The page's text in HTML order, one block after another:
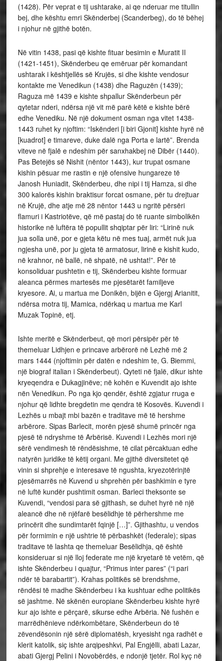
(1428). Për veprat e tij ushtarake, ai qe nderuar me titullin
bej, dhe kështu emri Skënderbej (Scanderbeg), do të bëhej
i njohur në gjithë botën.
Në vitin 1438, pasi që kishte fituar besimin e Muratit II
(1421-1451), Skënderbeu qe emëruar për komandant
ushtarak i kështjellës së Krujës, si dhe kishte vendosur
kontakte me Venedikun (1438) dhe Raguzën (1439);
Raguza më 1439 e kishte shpallur Skënderbeun për
qytetar nderi, ndërsa një vit më parë këtë e kishte bërë
edhe Venediku. Në një dokument osman nga vitet 1438-
1443 ruhet ky njoftim: “Iskënderi [i biri Gjonit] kishte hyrë në
[kuadrot] e timareve, duke dalë nga Porta e lartë”. Brenda
viteve në fjalë e ndeshim për sanxhakbej në Dibër (1440).
Pas Betejës së Nishit (nëntor 1443), kur trupat osmane
kishin pësuar me rastin e një ofensive hungareze të
Janosh Huniadit, Skënderbeu, dhe nipi i tij Hamza, si dhe
300 kalorës kishin braktisur forcat osmane, për tu drejtuar
në Krujë, dhe atje më 28 nëntor 1443 u ngritë përsëri
flamuri i Kastriotëve, që më pastaj do të ruante simbolikën
historike në luftëra të popullit shqiptar për liri: “Lirinë nuk
jua solla unë, por e gjeta këtu në mes tuaj, armët nuk jua
ngjesha unë, por ju gjeta të armatosur, lirinë e kishit kudo,
në krahnor, në ballë, në shpatë, në ushtat!”. Për të
konsoliduar pushtetin e tij, Skënderbeu kishte formuar
aleanca përmes martesës me pjesëtarët familjeve
kryesore. Ai, u martua me Donikën, bijën e Gjergj Arianitit,
ndërsa motra tij, Mamica, ndërkaq u martua me Karl
Muzak Topinë, etj.
Ishte meritë e Skënderbeut, që mori përsipër për të
themeluar Lidhjen e princave arbërorë në Lezhë më 2
mars 1444 (njoftimin për datën e ndeshim te, G. Biemmi,
një biograf italian i Skënderbeut). Qyteti në fjalë, dikur ishte
kryeqendra e Dukagjinëve; në kohën e Kuvendit ajo ishte
nën Venedikun. Po nga kjo qendër, është zgjatur rruga e
njohur që lidhte bregdetin me qendra të Kosovës. Kuvendi i
Lezhës u mbajt mbi bazën e traditave më të hershme
arbërore. Sipas Barlecit, morën pjesë shumë princër nga
pjesë të ndryshme të Arbërisë. Kuvendi i Lezhës mori një
sërë vendimesh të rëndësishme, të cilat përcaktuan edhe
natyrën juridike të këtij organi. Me gjithë diversitetet që
vinin si shprehje e interesave të ngushta, kryezotërinjtë
pjesëmarrës në Kuvend u shprehën për bashkimin e tyre
në luftë kundër pushtimit osman. Barleci theksonte se
Kuvendi, “vendosi para së gjithash, se duhet hyrë në një
aleancë dhe në njëfarë besëlidhje të përhershme me
princërit dhe sundimtarët fqinjë […]”. Gjithashtu, u vendos
për formimin e një ushtrie të përbashkët (federale); sipas
traditave të lashta qe themeluar Besëlidhja, që është
konsideruar si një lloj federate me një kryetarë të vetëm, që
ishte Skënderbeu i quajtur, “Primus inter pares” (“i pari
ndër të barabartit”). Krahas politikës së brendshme,
rëndësi të madhe Skënderbeu i ka kushtuar edhe politikës
së jashtme. Në skënën europiane Skënderbeu kishte hyrë
kur ajo ishte e përçarë, sikurse edhe Arbëria. Në fushën e
marrëdhënieve ndërkombëtare, Skënderbeun do të
zëvendësonin një sërë diplomatësh, kryesisht nga radhët e
klerit katolik, siç ishte arqipeshkvi, Pal Engjëlli, abati Lazar,
abati Gjergj Pelini i Novobërdës, e ndonjë tjetër. Rol kyç në